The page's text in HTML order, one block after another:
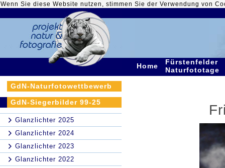
Wenn Sie diese Website nutzen, stimmen Sie der Verwendung von
Home
Fürstenfelder
Naturfototage
GdN-Naturfotowettbewerb
GdN-Siegerbilder 99-25
Glanzlichter 2025
Glanzlichter 2024
Glanzlichter 2023
Glanzlichter 2022